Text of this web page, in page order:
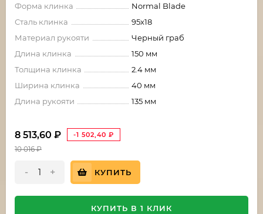
Форма клинка
Normal Blade
Сталь клинка
95х18
Материал рукояти
Черный граб
Длина клинка
150 мм
Толщина клинка
2.4 мм
Ширина клинка
40 мм
Длина рукояти
135 мм
8 513,60 ₽ -1 502,40 ₽
10 016₽
- + КУПИТЬ
КУПИТЬ В 1 КЛИК